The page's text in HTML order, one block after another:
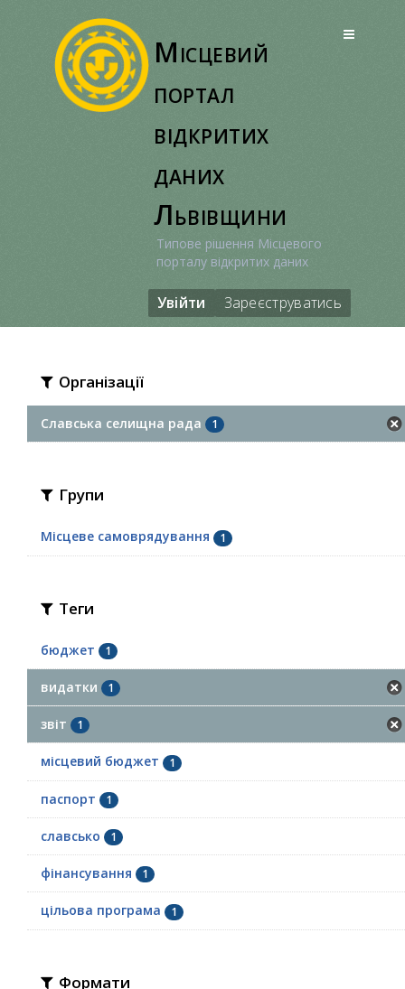
Місцевий
портал
відкритих
даних
Львівщини
Типове рішення Місцевого
порталу відкритих даних
Увійти Зареєструватись
Організації
Славська селищна рада 1
Групи
Місцеве самоврядування 1
Теги
бюджет 1
видатки 1
звіт 1
місцевий бюджет 1
паспорт 1
славсько 1
фінансування 1
цільова програма 1
Формати